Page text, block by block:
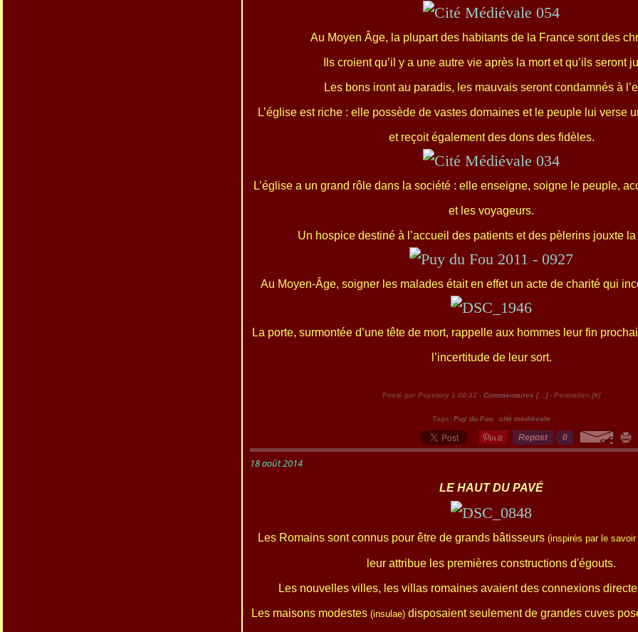
Au Moyen Âge, la plupart des habitants de la France sont des
Ils croient qu’il y a une autre vie après la mort et qu’ils seront
Les bons iront au paradis, les mauvais seront condamnés à
L’église est riche : elle possède de vastes domaines et le peuple lui verse
et reçoit également des dons des fidèles.
L’église a un grand rôle dans la société : elle enseigne, soigne le peuple,
et les voyageurs.
Un hospice destiné à l’accueil des patients et des pèlerins jouxte
Au Moyen-Âge, soigner les malades était en effet un acte de charité qui
La porte, surmontée d’une tête de mort, rappelle aux hommes leur fin
l’incertitude de leur sort.
Posté par Puystory à 00:32 - Commentaires [… ]- Permalien [#]
Tags: Puy du Fou cité médiévale
Repost 0
18 août 2014
LE HAUT DU PAVÉ
Les Romains sont connus pour être de grands bâtisseurs (inspirés par le
leur attribue les premières constructions d'égouts.
Les nouvelles villes, les villas romaines avaient des connexions
Les maisons modestes (insulae) disposaient seulement de grandes cuves